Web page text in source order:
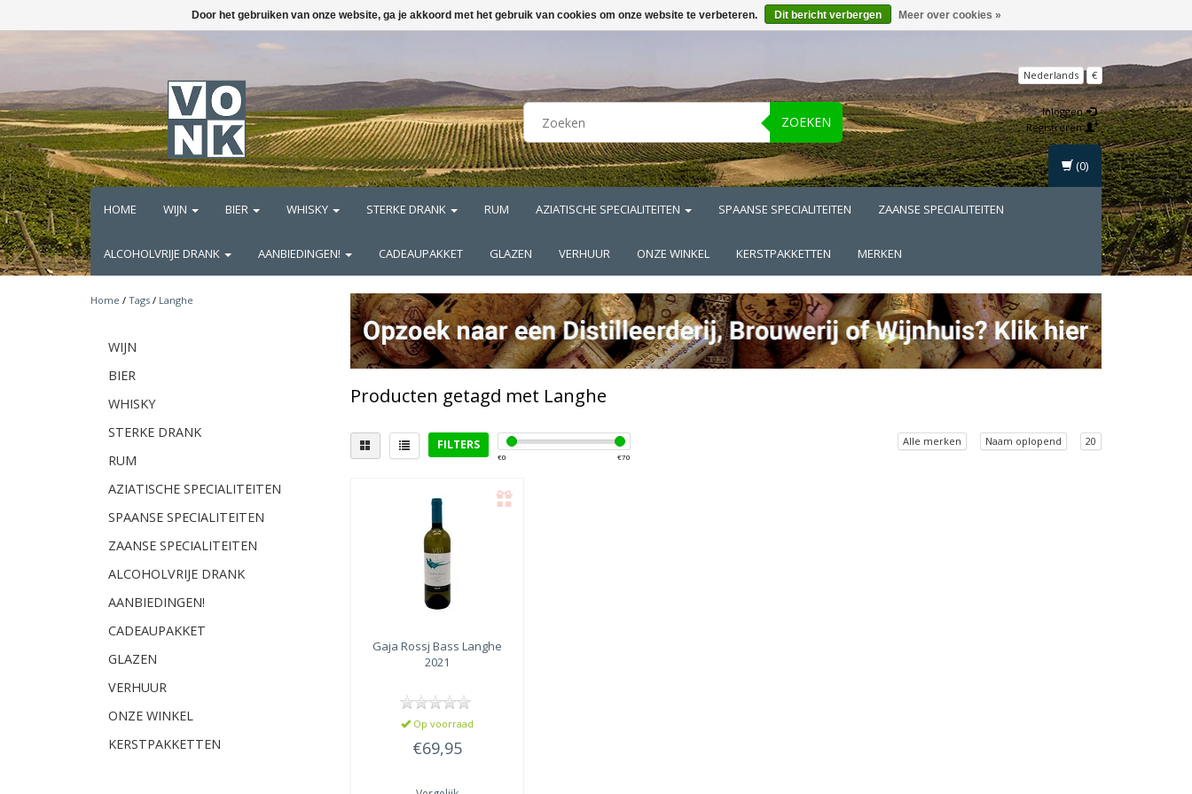
ZOEKEN
Nederlands €
Inloggen
Registreren
HOME WIJN BIER WHISKY STERKE DRANK RUM AZIATISCHE SPECIALITEITEN SPAANSE SPECIALITEITEN ZAANSE SPECIALITEITEN
ALCOHOLVRIJE DRANK AANBIEDINGEN! CADEAUPAKKET GLAZEN VERHUUR ONZE WINKEL KERSTPAKKETTEN MERKEN
(0)
Home / Tags / Langhe
WIJN
BIER
WHISKY
STERKE DRANK
RUM
AZIATISCHE SPECIALITEITEN
SPAANSE SPECIALITEITEN
ZAANSE SPECIALITEITEN
ALCOHOLVRIJE DRANK
AANBIEDINGEN!
CADEAUPAKKET
GLAZEN
VERHUUR
ONZE WINKEL
KERSTPAKKETTEN
Producten getagd met Langhe
FILTERS
€0 €70
Alle merken Naam oplopend 20
Lekker bij
Grill gerechten
(1)
Gaja Rossj Bass Langhe
2021
Op voorraad
€69,95
Door het gebruiken van onze website, ga je akkoord met het gebruik van cookies om onze website te verbeteren. Dit bericht verbergen Meer over cookies »